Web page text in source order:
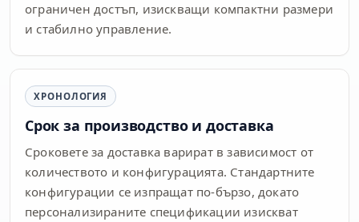
ограничен достъп, изискващи компактни размери
и стабилно управление.
ХРОНОЛОГИЯ
Срок за производство и доставка
Сроковете за доставка варират в зависимост от
количеството и конфигурацията. Стандартните
конфигурации се изпращат по-бързо, докато
персонализираните спецификации изискват